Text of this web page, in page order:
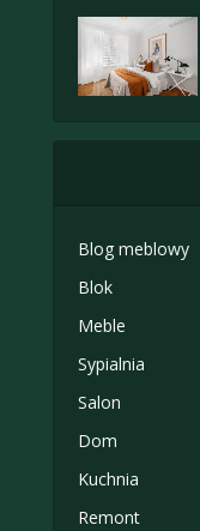
Blog meblowy
Blok
Meble
Sypialnia
Salon
Dom
Kuchnia
Remont